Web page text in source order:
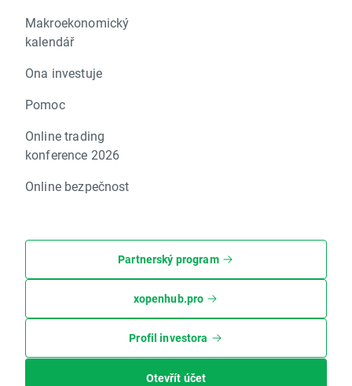
Makroekonomický
kalendář
Ona investuje
Pomoc
Online trading
konference 2026
Online bezpečnost
Partnerský program
xopenhub.pro
Profil investora
Otevřít účet